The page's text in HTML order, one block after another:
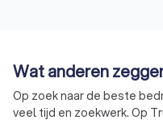
Wat anderen
Op zoek naar de beste
veel tijd en zoekwerk. Op